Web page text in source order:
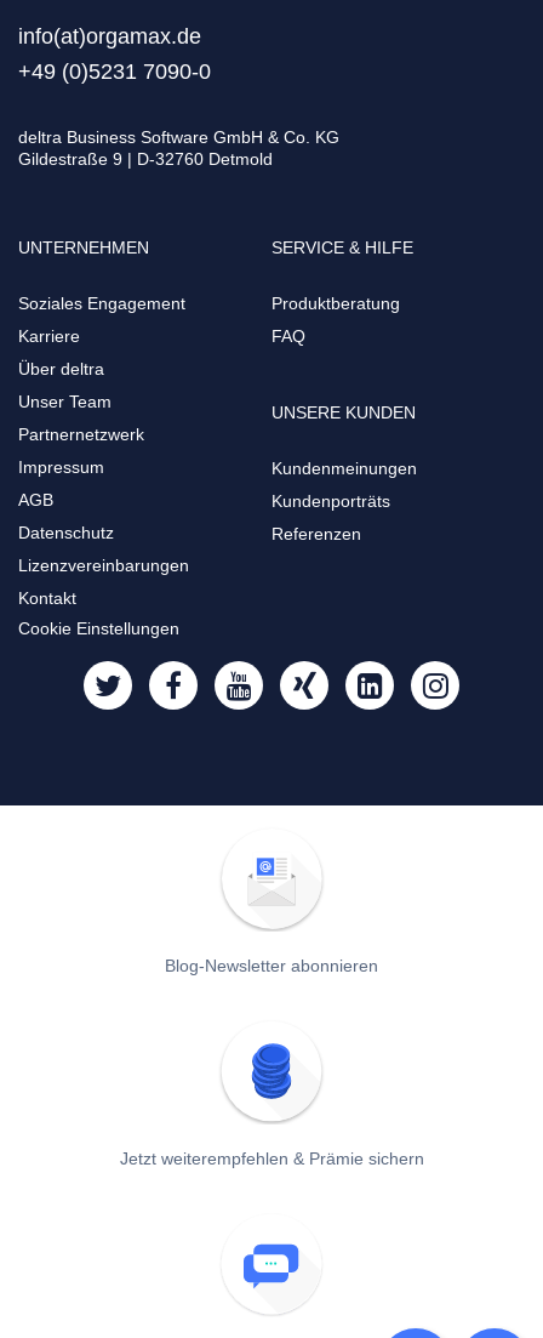
info(at)orgamax.de
+49 (0)5231 7090-0
deltra Business Software GmbH & Co. KG
Gildestraße 9 | D-32760 Detmold
UNTERNEHMEN
Soziales Engagement
Karriere
Über deltra
Unser Team
Partnernetzwerk
Impressum
AGB
Datenschutz
Lizenzvereinbarungen
Kontakt
SERVICE & HILFE
Produktberatung
FAQ
UNSERE KUNDEN
Kundenmeinungen
Kundenporträts
Referenzen
Cookie Einstellungen
Blog-Newsletter abonnieren
Jetzt weiterempfehlen & Prämie sichern